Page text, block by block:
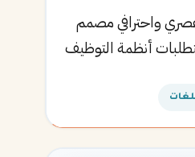
واحترافي مصمم
أنظمة التوظيف